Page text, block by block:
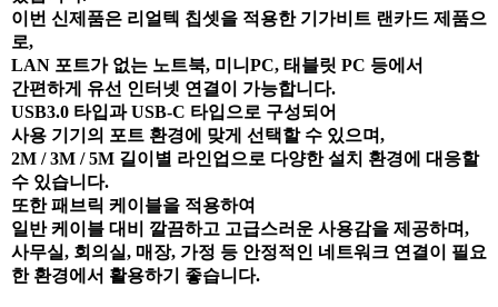
이번 신제품은 리얼텍 칩셋을 적용한 기가비트 랜카드 제품으
로,
LAN 포트가 없는 노트북, 미니PC, 태블릿 PC 등에서
간편하게 유선 인터넷 연결이 가능합니다.
USB3.0 타입과 USB-C 타입으로 구성되어
사용 기기의 포트 환경에 맞게 선택할 수 있으며,
2M / 3M / 5M 길이별 라인업으로 다양한 설치 환경에 대응할
수 있습니다.
또한 패브릭 케이블을 적용하여
일반 케이블 대비 깔끔하고 고급스러운 사용감을 제공하며,
사무실, 회의실, 매장, 가정 등 안정적인 네트워크 연결이 필요
한 환경에서 활용하기 좋습니다.